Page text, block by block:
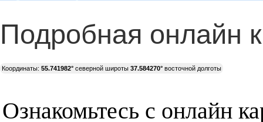
Подробная онлайн
Координаты: 55.741982° северной широты 37.584270° восточной долготы
Ознакомьтесь с онлайн